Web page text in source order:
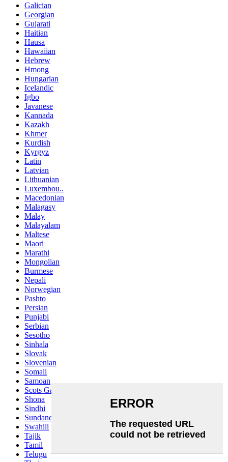
Galician
Georgian
Gujarati
Haitian
Hausa
Hawaiian
Hebrew
Hmong
Hungarian
Icelandic
Igbo
Javanese
Kannada
Kazakh
Khmer
Kurdish
Kyrgyz
Latin
Latvian
Lithuanian
Luxembou..
Macedonian
Malagasy
Malay
Malayalam
Maltese
Maori
Marathi
Mongolian
Burmese
Nepali
Norwegian
Pashto
Persian
Punjabi
Serbian
Sesotho
Sinhala
Slovak
Slovenian
Somali
Samoan
Scots Gaelic
Shona
Sindhi
Sundanese
Swahili
Tajik
Tamil
Telugu